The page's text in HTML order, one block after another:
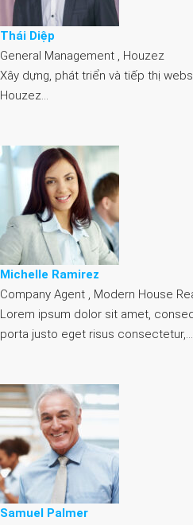
Thái Diệp
General Management , Houzez
Xây dựng, phát triển và tiếp thị
Houzez…
Michelle Ramirez
Company Agent , Modern House
Lorem ipsum dolor sit amet,
porta justo eget risus consectetur,…
Samuel Palmer